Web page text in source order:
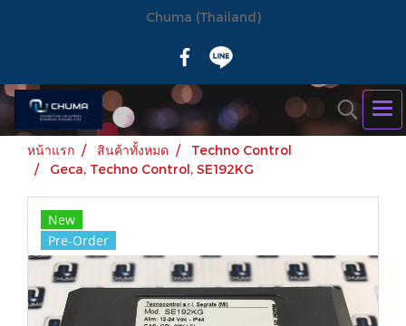
Chuma (Thailand)
หน้าแรก สินค้าทั้งหมด
Techno Control
Geca, Techno Control, SE192KG
New
Pre-Order